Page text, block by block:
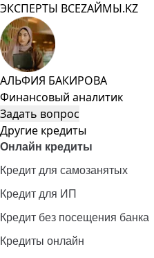
ЭКСПЕРТЫ ВСЕZAЙМЫ.KZ
АЛЬФИЯ БАКИРОВА
Финансовый аналитик
Задать вопрос
Другие кредиты
Онлайн кредиты
Кредит для самозанятых
Кредит для ИП
Кредит без посещения банка
Кредиты онлайн